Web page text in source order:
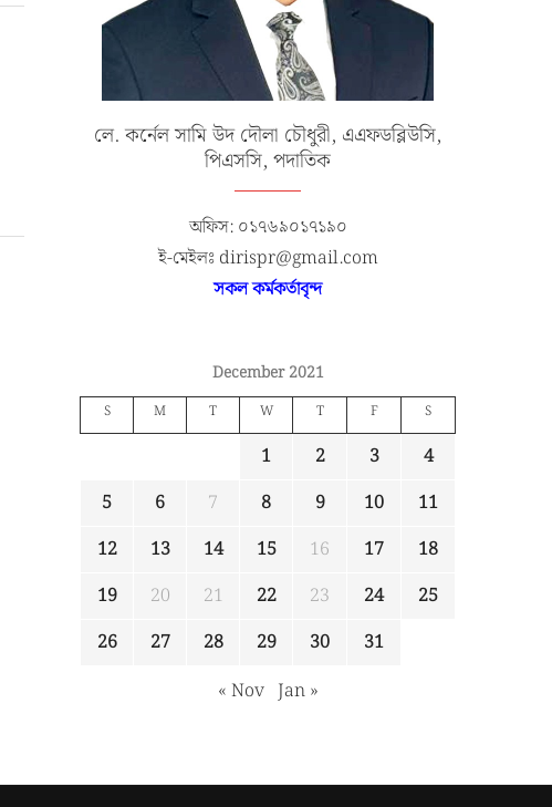
লে. কর্নেল সামি উদ দৌলা চৌধুরী, এএফডব্লিউসি,
পিএসসি, পদাতিক
অফিস: ০১৭৬৯০১৭১৯০
ই-মেইলঃ dirispr@gmail.com
সকল কর্মকর্তাবৃন্দ
December 2021
S M T W T F S
1 2 3
4
5
6 7 8 9 10
11
12
13 14 15 16 17
18
19
20 21 22 23 24
25
26
27 28 29 30
31
« Nov Jan »